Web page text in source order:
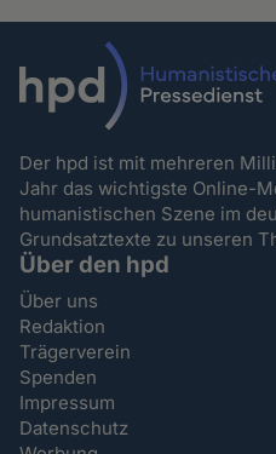
Der hpd ist mit mehreren
Jahr das wichtigste Online-
humanistischen Szene im
Grundsatztexte zu unseren
Über den hpd
Über uns
Redaktion
Trägerverein
Spenden
Impressum
Datenschutz